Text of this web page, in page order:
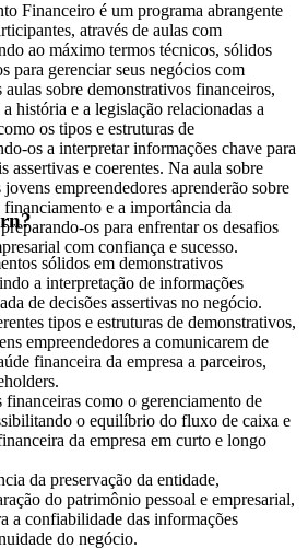
Financeiro é um programa abrangente
através de aulas com
ao máximo termos técnicos, sólidos
para gerenciar seus negócios com
sobre demonstrativos financeiros,
história e a legislação relacionadas a
os tipos e estruturas de
os a interpretar informações chave para
assertivas e coerentes. Na aula sobre
empreendedores aprenderão sobre
e a importância da
os para enfrentar os desafios
com confiança e sucesso.
sólidos em demonstrativos
a interpretação de informações
de decisões assertivas no negócio.
tipos e estruturas de demonstrativos,
empreendedores a comunicarem de
financeira da empresa a parceiros,
financeiras como o gerenciamento de
o equilíbrio do fluxo de caixa e
da empresa em curto e longo
da preservação da entidade,
do patrimônio pessoal e empresarial,
a confiabilidade das informações
do negócio.